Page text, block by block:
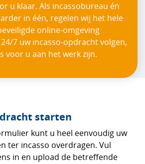
u klaar. Als incassobureau én
in één, regelen wij het hele
online-omgeving
7 uw incasso-opdracht volgen,
voor u aan het werk zijn.
starten
kunt u heel eenvoudig uw
ter incasso overdragen. Vul
in en upload de betreffende